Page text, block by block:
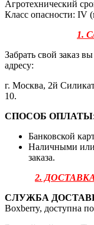
Агротехнический
Класс опасности: IV
1.
Забрать свой заказ
адресу:
г. Москва, 2й
10.
СПОСОБ ОПЛАТЫ:
Банковской
Наличными или
заказа.
2.
СЛУЖБА
Boxberry, доступна